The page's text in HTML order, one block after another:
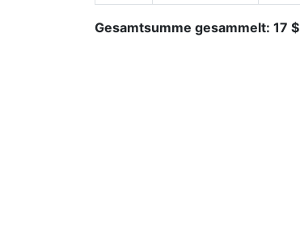
Gesamtsumme gesammelt: 17 $